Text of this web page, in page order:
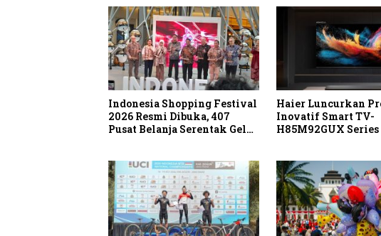
Indonesia Shopping Festival
2026 Resmi Dibuka, 407
Pusat Belanja Serentak Gelar
Haier Luncurkan
Inovatif Smart TV-
H85M92GUX Series